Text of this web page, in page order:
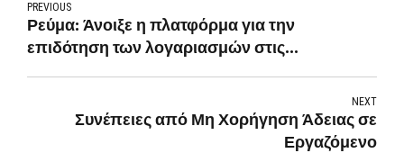
PREVIOUS
Ρεύμα: Άνοιξε η πλατφόρμα για την
επιδότηση των λογαριασμών στις
NEXT
Συνέπειες από Μη Χορήγηση Άδειας σε
Εργαζόμενο